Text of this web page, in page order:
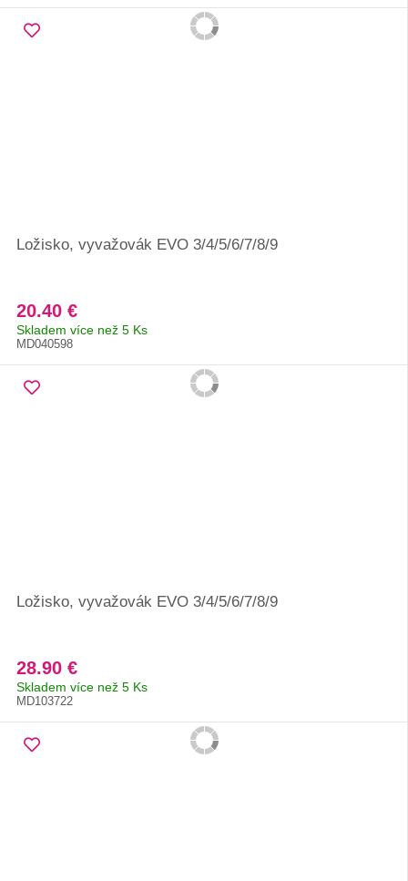
Ložisko, vyvažovák EVO 3/4/5/6/7/8/9
20.40 €
Skladem více než 5 Ks
MD040598
Ložisko, vyvažovák EVO 3/4/5/6/7/8/9
28.90 €
Skladem více než 5 Ks
MD103722